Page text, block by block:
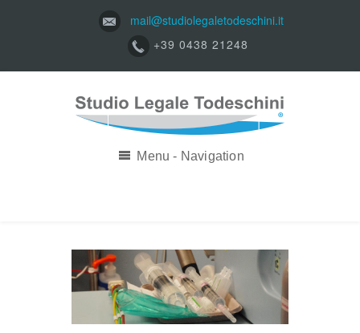
mail@studiolegaletodeschini.it
+39 0438 21248
Menu - Navigation